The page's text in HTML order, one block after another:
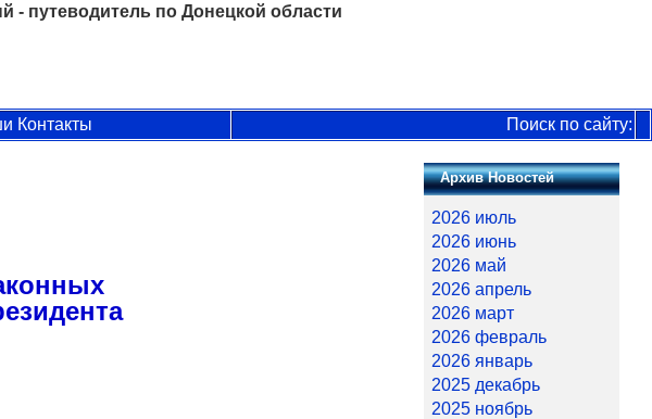
путеводитель по Донецкой области
Контакты Поиск по сайту:
Архив Новостей
2026 июль
2026 июнь
2026 май
2026 апрель
2026 март
2026 февраль
2026 январь
2025 декабрь
2025 ноябрь